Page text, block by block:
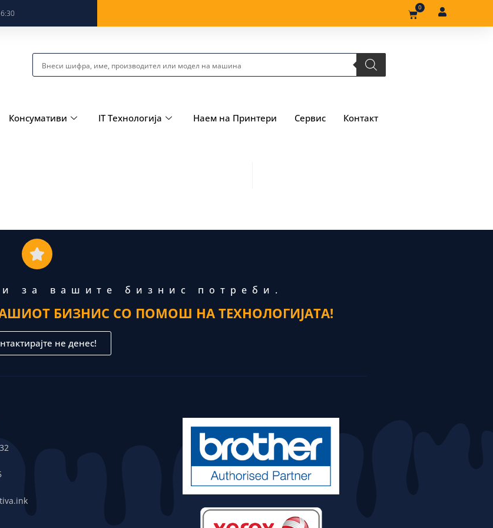
0
Консумативи IT Технологија Наем на Принтери Сервис Контакт
за вашите бизнис потреби.
БИЗНИС СО ПОМОШ НА ТЕХНОЛОГИЈАТА!
не денес!